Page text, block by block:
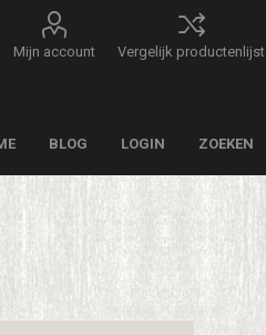
Mijn account Vergelijk productenlijst
BLOG LOGIN ZOEKEN